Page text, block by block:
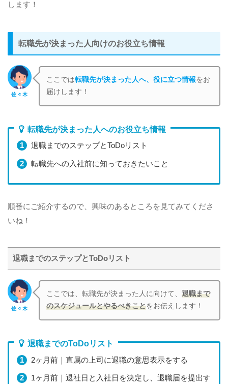
します！
転職先が決まった人向けのお役立ち情報
佐々木
ここでは転職先が決まった人へ、役に立つ情報をお
届けします！
転職先が決まった人へのお役立ち情報
退職までのステップとToDoリスト
転職先への入社前に知っておきたいこと
順番にご紹介するので、興味のあるところを見てみてくださ
いね！
退職までのステップとToDoリスト
佐々木
ここでは、転職先が決まった人に向けて、退職まで
のスケジュールとやるべきことをお伝えします！
退職までのToDoリスト
2ヶ月前｜直属の上司に退職の意思表示をする
1ヶ月前｜退社日と入社日を決定し、退職届を提出す